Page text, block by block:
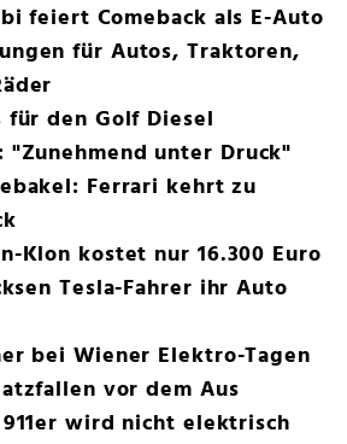
feiert Comeback als E-Auto
für Autos, Traktoren,
für den Golf Diesel
"Zunehmend unter Druck"
Ferrari kehrt zu
Klon kostet nur 16.300 Euro
Tesla-Fahrer ihr Auto
bei Wiener Elektro-Tagen
vor dem Aus
911er wird nicht elektrisch